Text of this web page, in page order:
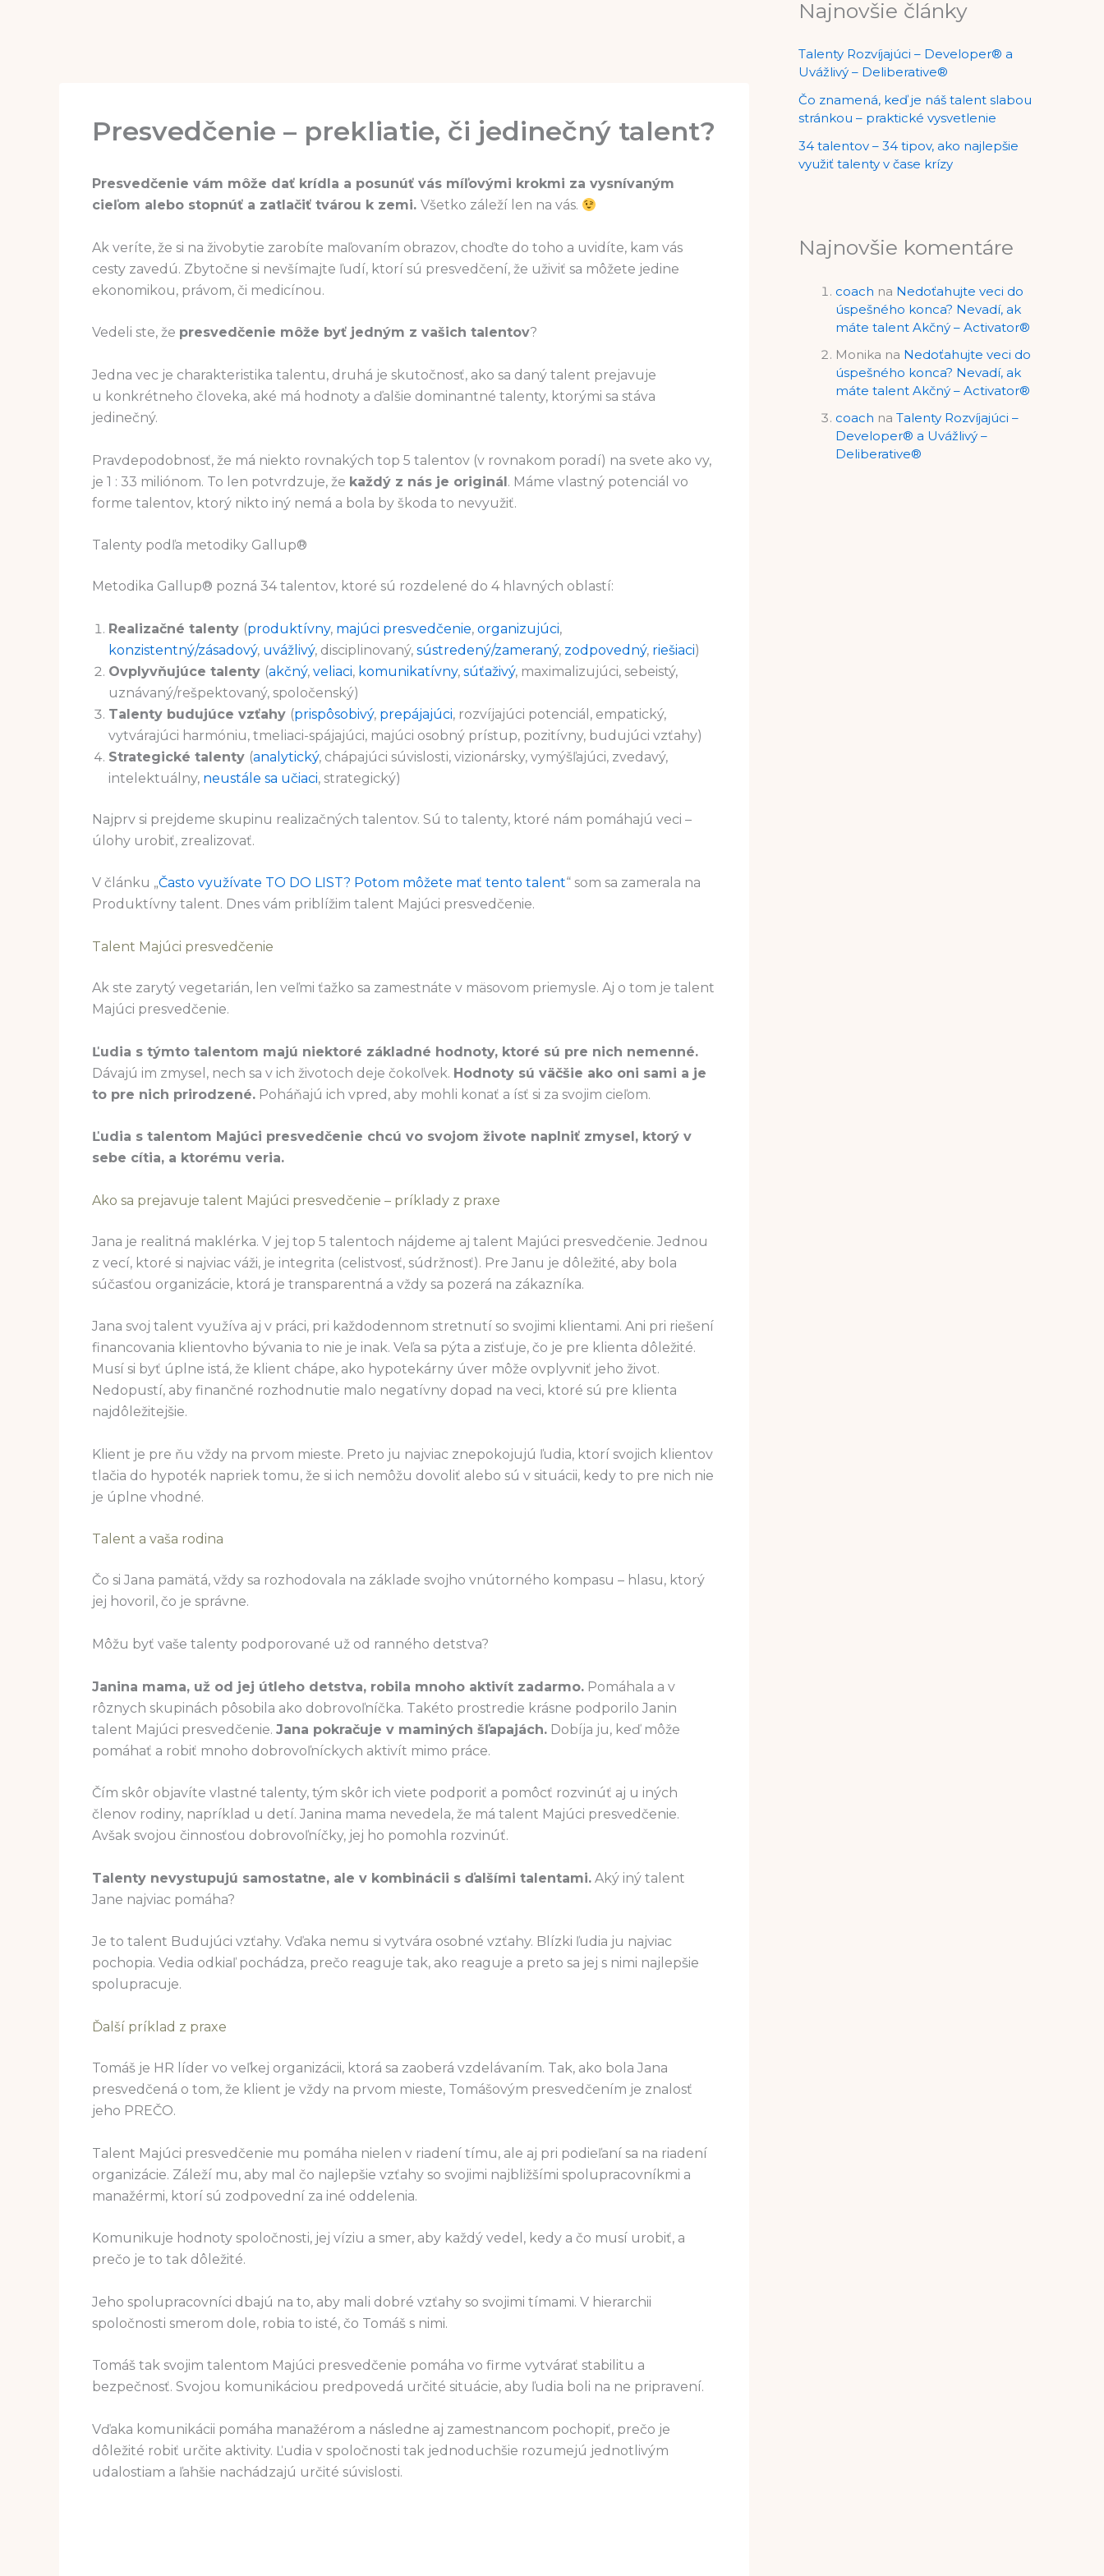
Presvedčenie – prekliatie, či jedinečný talent?
Presvedčenie vám môže dať krídla a posunúť vás míľovými krokmi za vysnívaným
cieľom alebo stopnúť a zatlačiť tvárou k zemi. Všetko záleží len na vás.
Ak veríte, že si na živobytie zarobíte maľovaním obrazov, choďte do toho a uvidíte, kam vás
cesty zavedú. Zbytočne si nevšímajte ľudí, ktorí sú presvedčení, že uživiť sa môžete jedine
ekonomikou, právom, či medicínou.
Vedeli ste, že presvedčenie môže byť jedným z vašich talentov?
Jedna vec je charakteristika talentu, druhá je skutočnosť, ako sa daný talent prejavuje
u konkrétneho človeka, aké má hodnoty a ďalšie dominantné talenty, ktorými sa stáva
jedinečný.
Pravdepodobnosť, že má niekto rovnakých top 5 talentov (v rovnakom poradí) na svete ako vy,
je 1 : 33 miliónom. To len potvrdzuje, že každý z nás je originál. Máme vlastný potenciál vo
forme talentov, ktorý nikto iný nemá a bola by škoda to nevyužiť.
Talenty podľa metodiky Gallup®
Metodika Gallup® pozná 34 talentov, ktoré sú rozdelené do 4 hlavných oblastí:
Realizačné talenty (produktívny, majúci presvedčenie, organizujúci,
konzistentný/zásadový, uvážlivý, disciplinovaný, sústredený/zameraný, zodpovedný, riešiaci)
Ovplyvňujúce talenty (akčný, veliaci, komunikatívny, súťaživý, maximalizujúci, sebeistý,
uznávaný/rešpektovaný, spoločenský)
Talenty budujúce vzťahy (prispôsobivý, prepájajúci, rozvíjajúci potenciál, empatický,
vytvárajúci harmóniu, tmeliaci-spájajúci, majúci osobný prístup, pozitívny, budujúci vzťahy)
Strategické talenty (analytický, chápajúci súvislosti, vizionársky, vymýšľajúci, zvedavý,
intelektuálny, neustále sa učiaci, strategický)
Najprv si prejdeme skupinu realizačných talentov. Sú to talenty, ktoré nám pomáhajú veci –
úlohy urobiť, zrealizovať.
V článku „Často využívate TO DO LIST? Potom môžete mať tento talent“ som sa zamerala na
Produktívny talent. Dnes vám priblížim talent Majúci presvedčenie.
Talent Majúci presvedčenie
Ak ste zarytý vegetarián, len veľmi ťažko sa zamestnáte v mäsovom priemysle. Aj o tom je talent
Majúci presvedčenie.
Ľudia s týmto talentom majú niektoré základné hodnoty, ktoré sú pre nich nemenné.
Dávajú im zmysel, nech sa v ich životoch deje čokoľvek. Hodnoty sú väčšie ako oni sami a je
to pre nich prirodzené. Poháňajú ich vpred, aby mohli konať a ísť si za svojim cieľom.
Ľudia s talentom Majúci presvedčenie chcú vo svojom živote naplniť zmysel, ktorý v
sebe cítia, a ktorému veria.
Ako sa prejavuje talent Majúci presvedčenie – príklady z praxe
Jana je realitná maklérka. V jej top 5 talentoch nájdeme aj talent Majúci presvedčenie. Jednou
z vecí, ktoré si najviac váži, je integrita (celistvosť, súdržnosť). Pre Janu je dôležité, aby bola
súčasťou organizácie, ktorá je transparentná a vždy sa pozerá na zákazníka.
Jana svoj talent využíva aj v práci, pri každodennom stretnutí so svojimi klientami. Ani pri riešení
financovania klientovho bývania to nie je inak. Veľa sa pýta a zisťuje, čo je pre klienta dôležité.
Musí si byť úplne istá, že klient chápe, ako hypotekárny úver môže ovplyvniť jeho život.
Nedopustí, aby finančné rozhodnutie malo negatívny dopad na veci, ktoré sú pre klienta
najdôležitejšie.
Klient je pre ňu vždy na prvom mieste. Preto ju najviac znepokojujú ľudia, ktorí svojich klientov
tlačia do hypoték napriek tomu, že si ich nemôžu dovoliť alebo sú v situácii, kedy to pre nich nie
je úplne vhodné.
Talent a vaša rodina
Čo si Jana pamätá, vždy sa rozhodovala na základe svojho vnútorného kompasu – hlasu, ktorý
jej hovoril, čo je správne.
Môžu byť vaše talenty podporované už od ranného detstva?
Janina mama, už od jej útleho detstva, robila mnoho aktivít zadarmo. Pomáhala a v
rôznych skupinách pôsobila ako dobrovoľníčka. Takéto prostredie krásne podporilo Janin
talent Majúci presvedčenie. Jana pokračuje v maminých šľapajách. Dobíja ju, keď môže
pomáhať a robiť mnoho dobrovoľníckych aktivít mimo práce.
Čím skôr objavíte vlastné talenty, tým skôr ich viete podporiť a pomôcť rozvinúť aj u iných
členov rodiny, napríklad u detí. Janina mama nevedela, že má talent Majúci presvedčenie.
Avšak svojou činnosťou dobrovoľníčky, jej ho pomohla rozvinúť.
Talenty nevystupujú samostatne, ale v kombinácii s ďalšími talentami. Aký iný talent
Jane najviac pomáha?
Je to talent Budujúci vzťahy. Vďaka nemu si vytvára osobné vzťahy. Blízki ľudia ju najviac
pochopia. Vedia odkiaľ pochádza, prečo reaguje tak, ako reaguje a preto sa jej s nimi najlepšie
spolupracuje.
Ďalší príklad z praxe
Tomáš je HR líder vo veľkej organizácii, ktorá sa zaoberá vzdelávaním. Tak, ako bola Jana
presvedčená o tom, že klient je vždy na prvom mieste, Tomášovým presvedčením je znalosť
jeho PREČO.
Talent Majúci presvedčenie mu pomáha nielen v riadení tímu, ale aj pri podieľaní sa na riadení
organizácie. Záleží mu, aby mal čo najlepšie vzťahy so svojimi najbližšími spolupracovníkmi a
manažérmi, ktorí sú zodpovední za iné oddelenia.
Komunikuje hodnoty spoločnosti, jej víziu a smer, aby každý vedel, kedy a čo musí urobiť, a
prečo je to tak dôležité.
Jeho spolupracovníci dbajú na to, aby mali dobré vzťahy so svojimi tímami. V hierarchii
spoločnosti smerom dole, robia to isté, čo Tomáš s nimi.
Tomáš tak svojim talentom Majúci presvedčenie pomáha vo firme vytvárať stabilitu a
bezpečnosť. Svojou komunikáciou predpovedá určité situácie, aby ľudia boli na ne pripravení.
Vďaka komunikácii pomáha manažérom a následne aj zamestnancom pochopiť, prečo je
dôležité robiť určite aktivity. Ľudia v spoločnosti tak jednoduchšie rozumejú jednotlivým
udalostiam a ľahšie nachádzajú určité súvislosti.
Najnovšie články
Talenty Rozvíjajúci – Developer® a
Uvážlivý – Deliberative®
Čo znamená, keď je náš talent slabou
stránkou – praktické vysvetlenie
34 talentov – 34 tipov, ako najlepšie
využiť talenty v čase krízy
Najnovšie komentáre
coach na Nedoťahujte veci do
úspešného konca? Nevadí, ak
máte talent Akčný – Activator®
Monika na Nedoťahujte veci do
úspešného konca? Nevadí, ak
máte talent Akčný – Activator®
coach na Talenty Rozvíjajúci –
Developer® a Uvážlivý –
Deliberative®